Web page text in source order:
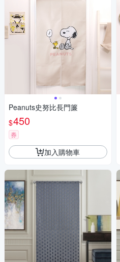
Peanuts史努比長門簾
$450
券
加入購物車